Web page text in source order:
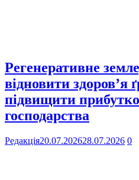
Регенеративне
відновити здоров’я
підвищити
господарства
Редакція20.07.202628.07.2026 0